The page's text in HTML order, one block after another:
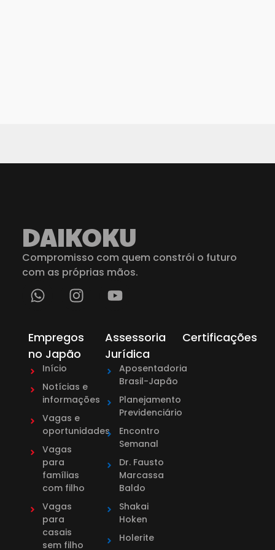
DAIKOKU
Compromisso com quem constrói o futuro
com as próprias mãos.
Empregos
no Japão
Início
Notícias e
informações
Vagas e
oportunidades
Vagas
para
famílias
com filho
Vagas
para
casais
sem filho
Assessoria
Jurídica
Aposentadoria
Brasil-Japão
Planejamento
Previdenciário
Encontro
Semanal
Dr. Fausto
Marcassa
Baldo
Shakai
Hoken
Holerite
Certificações